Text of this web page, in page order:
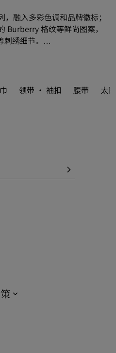
，融入多彩色调和品牌徽标；
Burberry 格纹等鲜尚图案，
绣细节。
免费配送和退货服务。亦可
领带 · 袖扣 腰带 太